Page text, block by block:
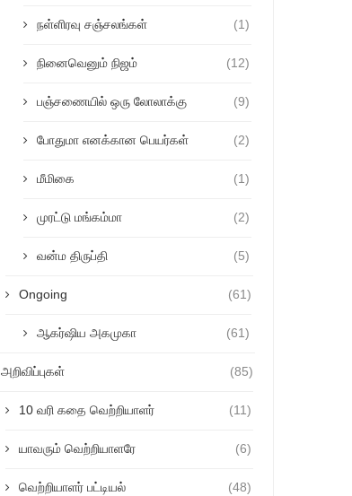
நள்ளிரவு சஞ்சலங்கள் (1)
நினைவெனும் நிஜம் (12)
பஞ்சணையில் ஒரு லோலாக்கு (9)
போதுமா எனக்கான பெயர்கள் (2)
மீமிகை (1)
முரட்டு மங்கம்மா (2)
வன்ம திருப்தி (5)
Ongoing (61)
ஆகர்ஷிய அகமுகா (61)
அறிவிப்புகள் (85)
10 வரி கதை வெற்றியாளர் (11)
யாவரும் வெற்றியாளரே (6)
வெற்றியாளர் பட்டியல் (48)